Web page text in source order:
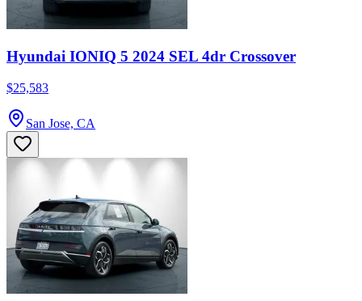
Hyundai IONIQ 5 2024 SEL 4dr Crossover
$25,583
San Jose, CA